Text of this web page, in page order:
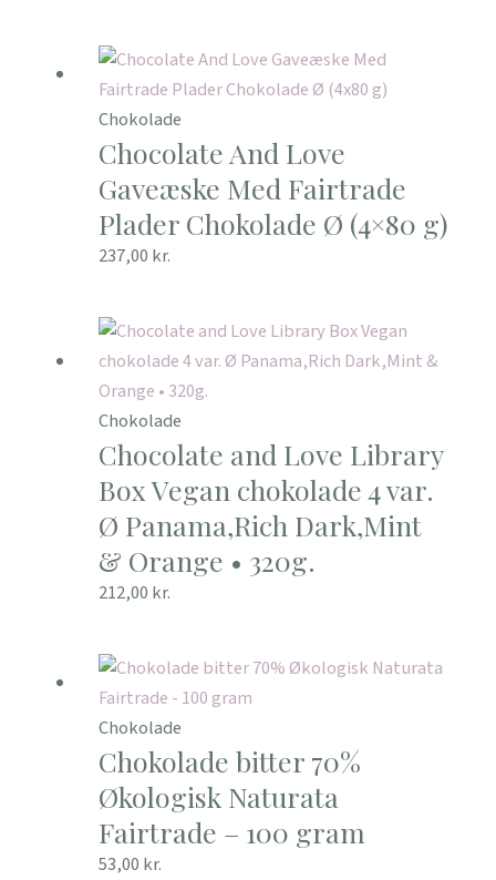
Chokolade
Chocolate And Love
Gaveæske Med Fairtrade
Plader Chokolade Ø (4×80 g)
237,00 kr.
Chokolade
Chocolate and Love Library
Box Vegan chokolade 4 var.
Ø Panama,Rich Dark,Mint
& Orange • 320g.
212,00 kr.
Chokolade
Chokolade bitter 70%
Økologisk Naturata
Fairtrade – 100 gram
53,00 kr.